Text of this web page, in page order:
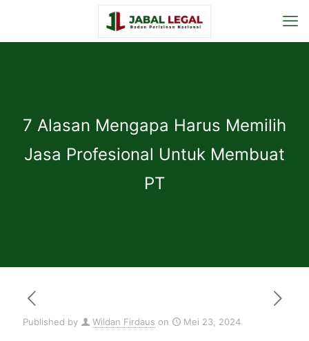
7 Alasan Mengapa Harus Memilih
Jasa Profesional Untuk Membuat
PT
Published by Wildan Firdaus on Mei 23, 2024